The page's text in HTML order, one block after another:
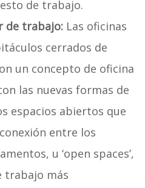
de trabajo.
de trabajo: Las oficinas
cerrados de
un concepto de oficina
las nuevas formas de
espacios abiertos que
entre los
u ‘open spaces’,
trabajo más